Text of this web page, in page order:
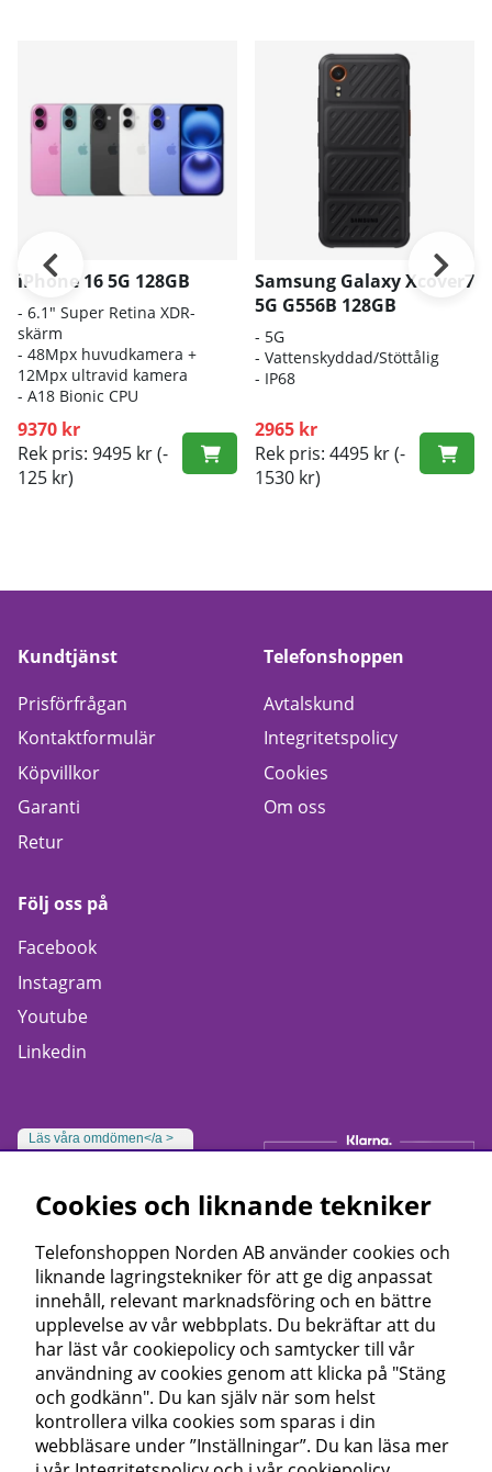
iPhone 16 5G 128GB
- 6.1″ Super Retina XDR-
skärm
- 48Mpx huvudkamera +
12Mpx ultravid kamera
- A18 Bionic CPU
9370 kr
Rek pris: 9495 kr(-
125 kr)
Samsung Galaxy Xcover7
5G G556B 128GB
- 5G
- Vattenskyddad/Stöttålig
- IP68
2965 kr
Rek pris: 4495 kr(-
1530 kr)
Kundtjänst
Prisförfrågan
Kontaktformulär
Köpvillkor
Garanti
Retur
Telefonshoppen
Avtalskund
Integritetspolicy
Cookies
Om oss
Följ oss på
Facebook
Instagram
Youtube
Linkedin
Läs våra omdömen</a >
Cookies och liknande tekniker
Telefonshoppen Norden AB använder cookies och
liknande lagringstekniker för att ge dig anpassat
innehåll, relevant marknadsföring och en bättre
upplevelse av vår webbplats. Du bekräftar att du
har läst vår cookiepolicy och samtycker till vår
användning av cookies genom att klicka på "Stäng
och godkänn". Du kan själv när som helst
kontrollera vilka cookies som sparas i din
webbläsare under ”Inställningar”. Du kan läsa mer